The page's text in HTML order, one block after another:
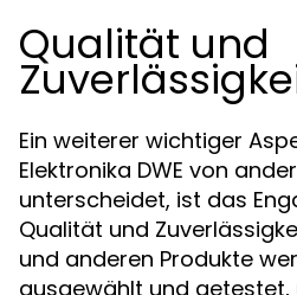
Qualität und
Ein weiterer wichtiger
Elektronika DWE von
unterscheidet, ist das
Qualität und
und anderen Produkte
ausgewählt und getestet,